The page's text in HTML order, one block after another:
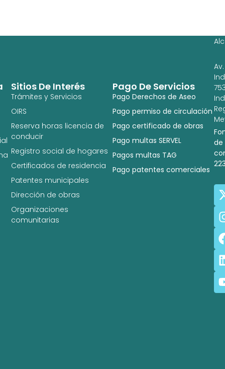
Pago De Servicios
Pago Derechos de Aseo
Pago permiso de circulación
Pago certificado de obras
Pago multas SERVEL
Pagos multas TAG
Pago patentes comerciales
Sitios De Interés
Trámites y Servicios
OIRS
Reserva horas licencia de
conducir
Registro social de hogares
Certificados de residencia
Patentes municipales
Dirección de obras
Organizaciones
comunitarias
Av.
de